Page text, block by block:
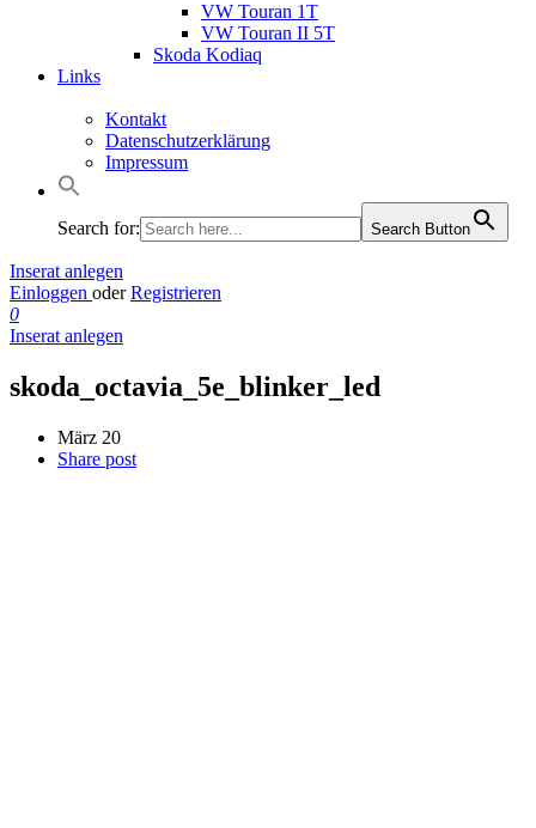
VW Touran 1T
VW Touran II 5T
Skoda Kodiaq
Links
Kontakt
Datenschutzerklärung
Impressum
Search for: Search Button
Inserat anlegen
Einloggen oder Registrieren
0
Inserat anlegen
skoda_octavia_5e_blinker_led
März 20
Share post